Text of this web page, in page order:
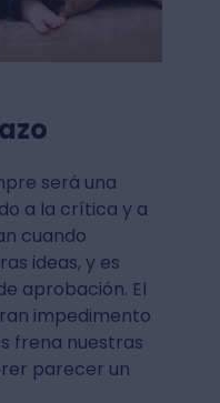
será una
a la crítica y a
cuando
ideas, y es
aprobación. El
impedimento
frena nuestras
parecer un